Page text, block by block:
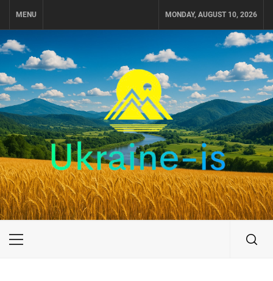
MENU MONDAY, AUGUST 10, 2026
UKRAINE-IS
ПОДОРОЖI ПО УКРАЇНІ
Primary